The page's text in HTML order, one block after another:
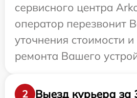
сервисного центра
оператор перезвонит
уточнения стоимости
ремонта Вашего
2 Выезд курьера за